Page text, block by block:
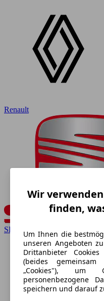
Renault
SEAT
Wir
finden,
Um Ihnen die
unseren Angeboten
Drittanbieter
(beides
„Cookies"), um
personenbezogene
speichern und darauf